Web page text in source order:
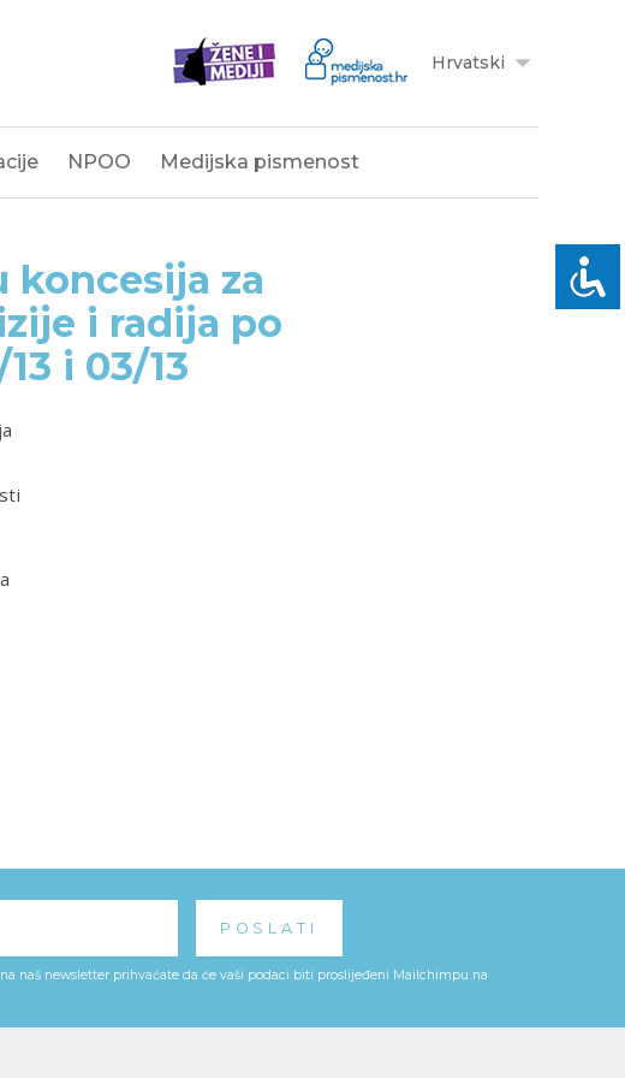
Hrvatski
NPOO Medijska pismenost
koncesija za
i radija po
i 03/13
naš newsletter prihvaćate da će vaši podaci biti proslijeđeni Mailchimpu na